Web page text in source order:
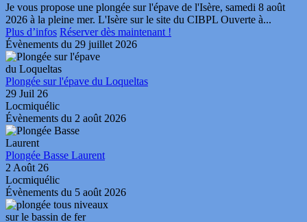
Je vous propose une plongée sur l'épave de l'Isère, samedi 8 août
2026 à la pleine mer. L'Isère sur le site du CIBPL Ouverte à...
Plus d’infos Réserver dès maintenant !
Évènements du 29 juillet 2026
Plongée sur l'épave du Loqueltas
29 Juil 26
Locmiquélic
Évènements du 2 août 2026
Plongée Basse Laurent
2 Août 26
Locmiquélic
Évènements du 5 août 2026